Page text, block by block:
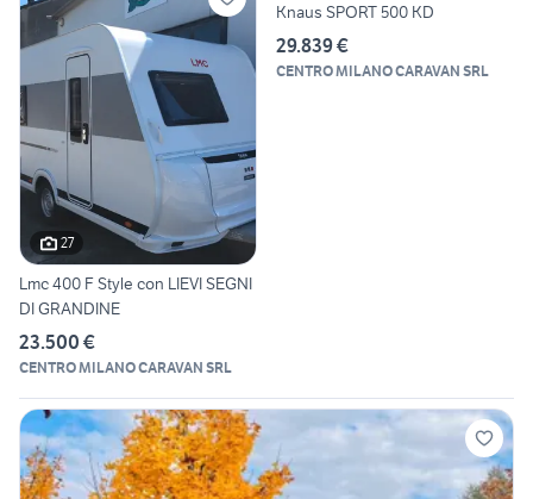
27
Lmc 400 F Style con LIEVI SEGNI
DI GRANDINE
23.500 €
CENTRO MILANO CARAVAN SRL
Knaus SPORT 500 KD
29.839 €
CENTRO MILANO CARAVAN SRL